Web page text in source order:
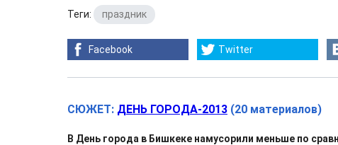
Теги: праздник
Facebook Twitter
СЮЖЕТ: ДЕНЬ ГОРОДА-2013 (20 материалов)
В День города в Бишкеке намусорили меньше по